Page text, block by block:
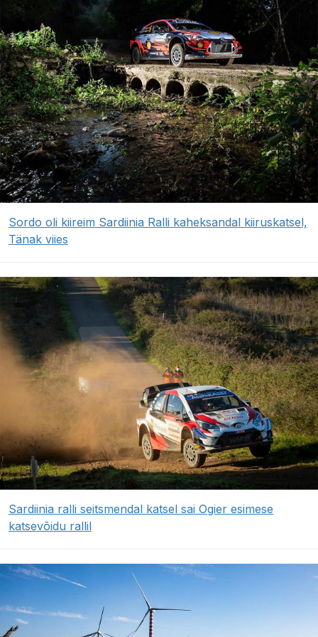
Sordo oli kiireim Sardiinia Ralli kaheksandal kiiruskatsel,
Tänak viies
Sardiinia ralli seitsmendal katsel sai Ogier esimese
katsevõidu rallil